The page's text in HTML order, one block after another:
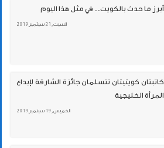
أبرز ما حدث بالكويت.. في مثل هذا اليوم
السبت , 21 سبتمبر 2019
كاتبتان كويتيتان تتسلمان جائزة الشارقة لإبداع
المرأة الخليجية
الخميس , 19 سبتمبر 2019